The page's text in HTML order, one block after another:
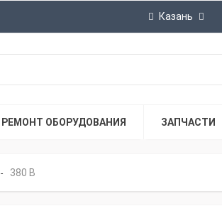
Казань
РЕМОНТ ОБОРУДОВАНИЯ ЗАПЧАСТИ
- 380 В